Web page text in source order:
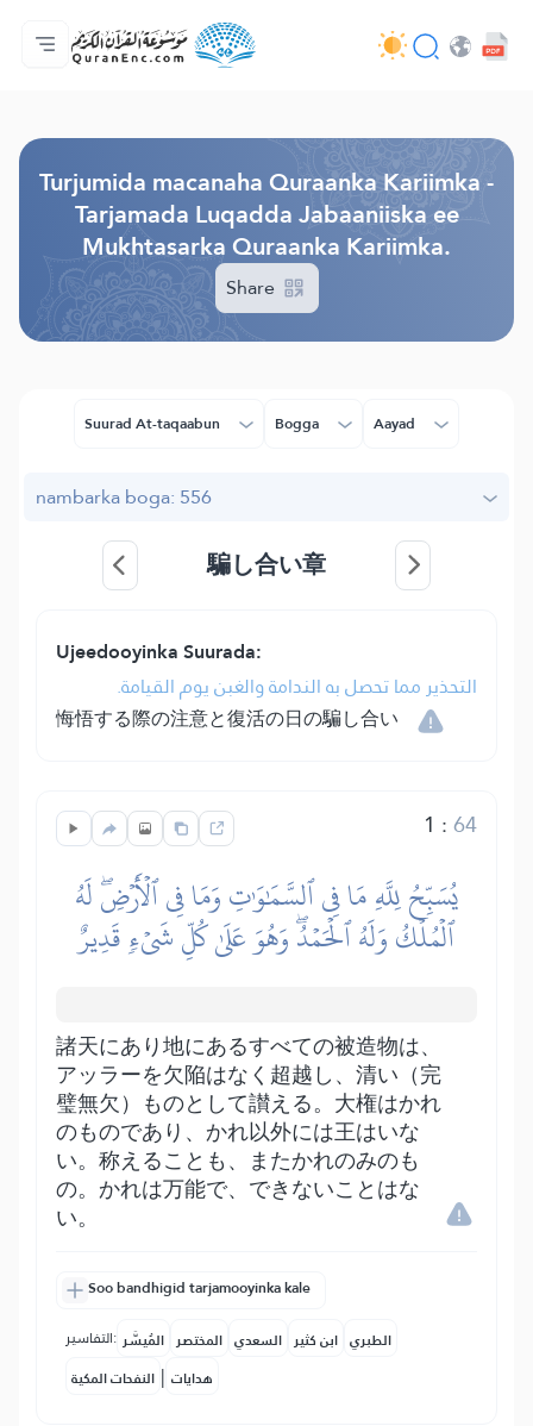
Bogga-hore
Tusmada Turjumaadda
Audio
Adeega horumariyayaasha - API
Xogta Mashruucan
Nala soo xiriir
luqadda
Turjumida macanaha Quraanka Kariimka -
Tarjamada Luqadda Jabaaniiska ee
Mukhtasarka Quraanka Kariimka.
Share
Suurad At-taqaabun Bogga Aayad
nambarka boga: 556
騙し合い章
Ujeedooyinka Suurada:
التحذير مما تحصل به الندامة والغبن يوم القيامة.
悔悟する際の注意と復活の日の騙し合い
1 :64
يُسَبِّحُ لِلَّهِ مَا فِي ٱلسَّمَٰوَٰتِ وَمَا فِي ٱلۡأَرۡضِۖ لَهُ
ٱلۡمُلۡكُ وَلَهُ ٱلۡحَمۡدُۖ وَهُوَ عَلَىٰ كُلِّ شَيۡءٖ قَدِيرٌ
諸天にあり地にあるすべての被造物は、
アッラーを欠陥はなく超越し、清い（完
璧無欠）ものとして讃える。大権はかれ
のものであり、かれ以外には王はいな
い。称えることも、またかれのみのも
の。かれは万能で、できないことはな
い。
Soo bandhigid tarjamooyinka kale
التفاسير: المُيسَّر المختصر السعدي ابن كثير الطبري
النفحات المكية | هدايات